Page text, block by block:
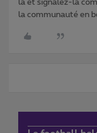
la et signalez-la
la communauté en